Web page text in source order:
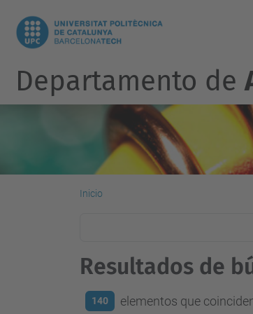
Departamento de
Inicio
Resultados de
140 elementos que